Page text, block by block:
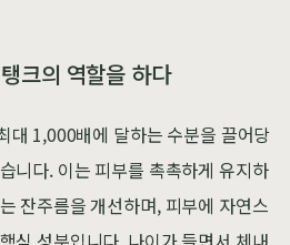
크의 역할을 하다
대 1,000배에 달하는 수분을 끌어당
니다. 이는 피부를 촉촉하게 유지하
잔주름을 개선하며, 피부에 자연스